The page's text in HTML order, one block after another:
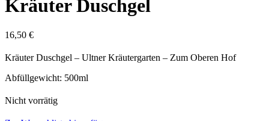
Kräuter Duschgel
16,50 €
Kräuter Duschgel – Ultner Kräutergarten – Zum Oberen Hof
Abfüllgewicht: 500ml
Nicht vorrätig